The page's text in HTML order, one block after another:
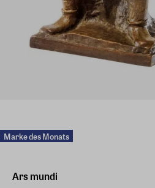
Marke des Monats
Ars mundi